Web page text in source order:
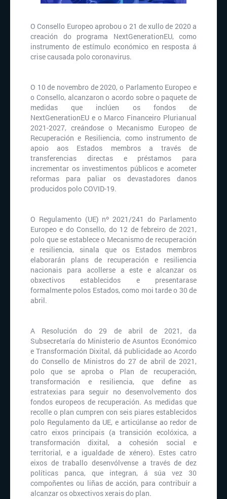
O Consello Europeo aprobou o 21 de xullo de 2020 a
creación do programa NextGenerationEU, como
instrumento de estímulo económico en resposta á
crise causada polo coronavirus.
O 10 de novembro de 2020, o Parlamento Europeo e
o Consello, alcanzaron o acordo sobre o paquete de
medidas que inclúen os fondos de
NextGenerationEU e o Marco Financeiro Plurianual
2021-2027, creándose o Mecanismo Europeo de
Recuperación e Resiliencia, como instrumento de
apoio aos Estados membros a través de
transferencias directas e préstamos para
incrementar os investimentos públicos e acometer
reformas para paliar os devastadores danos
producidos polo COVID-19.
O Regulamento (UE) nº 2021/241 do Parlamento
Europeo e do Consello, do 12 de febreiro de 2021,
polo que se establece o Mecanismo de recuperación
e resiliencia, sinala que os Estados membros
elaborarán plans de recuperación e resiliencia
nacionais para acollerse a este e alcanzar os
obxectivos establecidos e presentarase
formalmente polos Estados, como moi tarde o 30 de
abril.
A Resolución do 29 de abril de 2021, da
Subsecretaría do Ministerio de Asuntos Económico
e Transformación Dixital, dá publicidade ao Acordo
do Consello de Ministros do 27 de abril de 2021,
polo que se aproba o Plan de recuperación,
transformación e resiliencia, que define as
estratexias para seguir no desenvolvemento dos
fondos europeos de recuperación. As medidas que
recolle o plan cumpren con seis piares establecidos
polo Regulamento da UE, e articúlanse ao redor de
catro eixos principais (a transición ecolóxica, a
transformación dixital, a cohesión social e
territorial, e a igualdade de xénero). Estes catro
eixos de traballo desenvólvense a través de dez
políticas panca, que integran, á súa vez 30
compoñentes ou liñas de acción, para contribuír a
alcanzar os obxectivos xerais do plan.